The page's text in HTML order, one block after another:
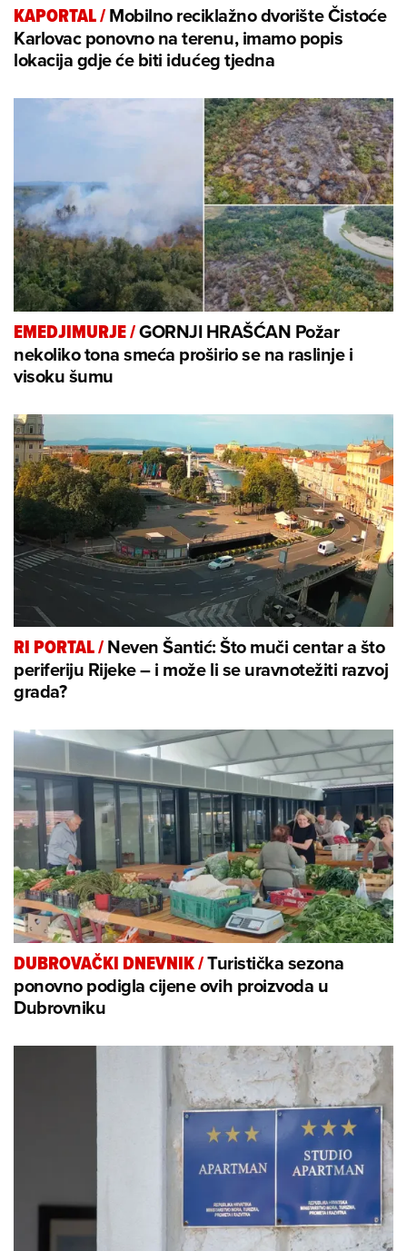
KAPORTAL/Mobilno reciklažno dvorište Čistoće
Karlovac ponovno na terenu, imamo popis
lokacija gdje će biti idućeg tjedna
EMEDJIMURJE/GORNJI HRAŠĆAN Požar
nekoliko tona smeća proširio se na raslinje i
visoku šumu
RI PORTAL/Neven Šantić: Što muči centar a što
periferiju Rijeke – i može li se uravnotežiti razvoj
grada?
DUBROVAČKI DNEVNIK/Turistička sezona
ponovno podigla cijene ovih proizvoda u
Dubrovniku